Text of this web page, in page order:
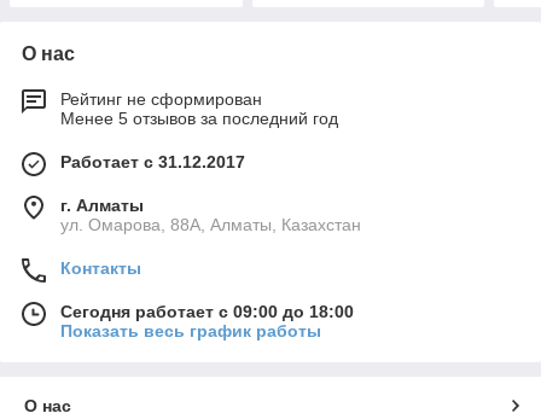
О нас
Рейтинг не сформирован
Менее 5 отзывов за последний год
Работает с 31.12.2017
г. Алматы
ул. Омарова, 88А, Алматы, Казахстан
Контакты
Сегодня работает с 09:00 до 18:00
Показать весь график работы
О нас